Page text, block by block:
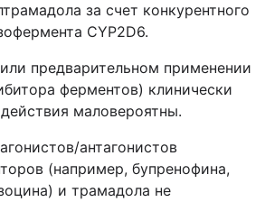
за счет конкурентного
CYP2D6.
предварительном применении
ферментов) клинически
маловероятны.
антагонистов
(например, бупренофина,
и трамадола не